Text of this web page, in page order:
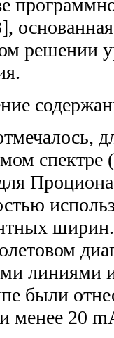
решении
спектре
линиями
были
менее 20